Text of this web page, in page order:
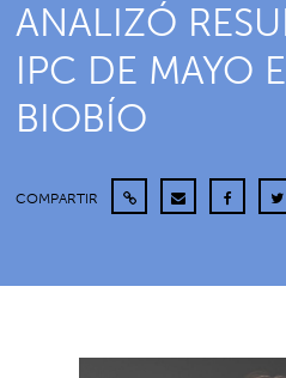
ANALIZÓ
IPC DE MAYO
BIOBÍO
COMPARTIR